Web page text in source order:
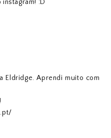
:D
Eldridge. Aprendi muito com